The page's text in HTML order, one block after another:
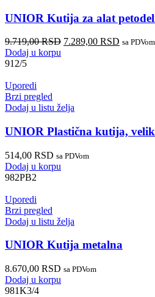
UNIOR Kutija za alat
9.719,00RSD 7.289,00 RSD sa PDVom
Dodaj u korpu
912/5
Uporedi
Brzi pregled
Dodaj u listu želja
UNIOR Plastična kutija,
514,00 RSD sa PDVom
Dodaj u korpu
982PB2
Uporedi
Brzi pregled
Dodaj u listu želja
UNIOR Kutija metalna
8.670,00 RSD sa PDVom
Dodaj u korpu
981K3/4